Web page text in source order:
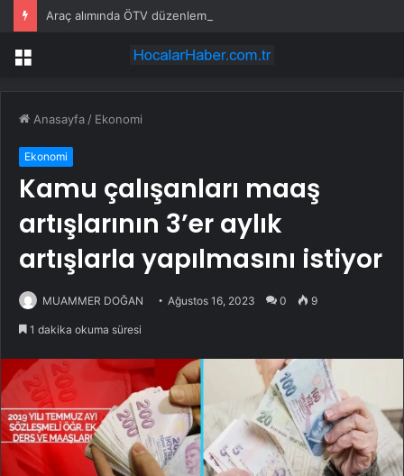
Menü
Anasayfa / Ekonomi
Ekonomi
Kamu çalışanları maaş
artışlarının 3’er aylık
artışlarla yapılmasını istiyor
MUAMMER DOĞAN Ağustos 16, 2023 0 9
1 dakika okuma süresi